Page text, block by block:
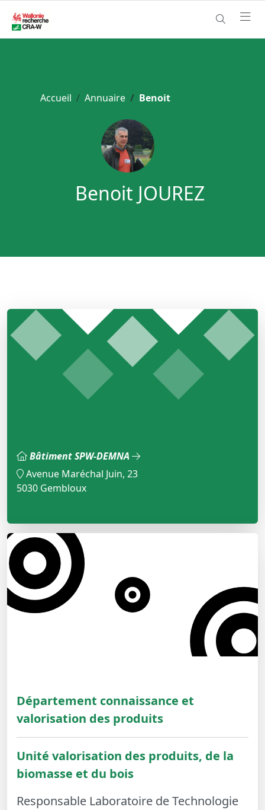
Accueil Annuaire Benoit
Benoit JOUREZ
Bâtiment SPW-DEMNA
Avenue Maréchal Juin, 23
5030 Gembloux
Département connaissance et
valorisation des produits
Unité valorisation des produits, de la
biomasse et du bois
Responsable Laboratoire de Technologie